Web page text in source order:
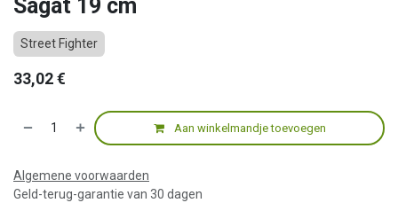
Sagat 19 cm
Street Fighter
33,02 €
Aan winkelmandje toevoegen
Algemene voorwaarden
Geld-terug-garantie van 30 dagen